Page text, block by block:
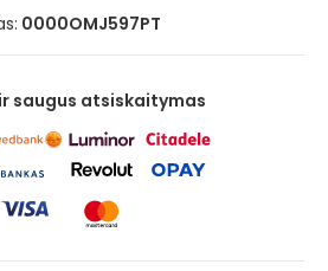
0000OMJ597PT
saugus atsiskaitymas